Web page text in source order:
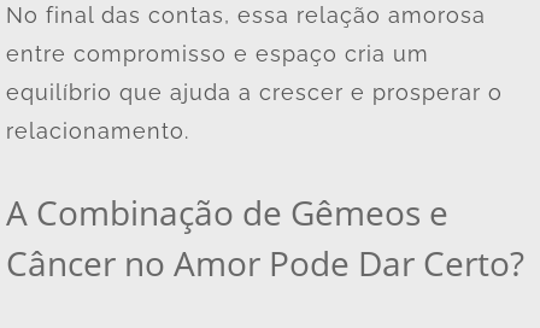
No final das contas, essa relação amorosa
entre compromisso e espaço cria um
equilíbrio que ajuda a crescer e prosperar o
relacionamento.
A Combinação de Gêmeos e
Câncer no Amor Pode Dar Certo?